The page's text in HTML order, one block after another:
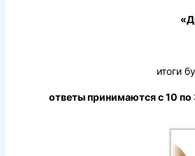
итоги
ответы принимаются с 10